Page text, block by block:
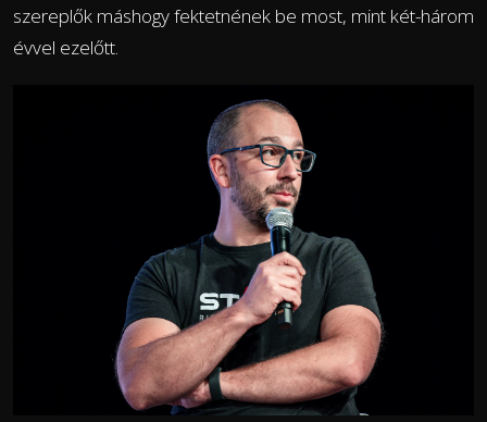
szereplők máshogy fektetnének be most, mint két-három
évvel ezelőtt.